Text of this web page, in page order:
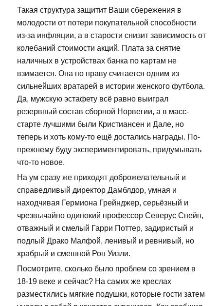
Такая структура защитит Ваши сбережения в
молодости от потери покупательной способности
из-за инфляции, а в старости снизит зависимость от
колебаний стоимости акций. Плата за снятие
наличных в устройствах банка по картам не
взимается. Она по праву считается одним из
сильнейших вратарей в истории женского футбола.
Да, мужскую эстафету всё равно выиграл
резервный состав сборной Норвегии, а в масс-
старте лучшими были Кристиансен и Дале, но
теперь и хоть кому-то ещё достались награды. По-
прежнему буду экспериментировать, придумывать
что-то новое.
На ум сразу же приходят доброжелательный и
справедливый директор Дамблдор, умная и
находчивая Гермиона Грейнджер, серьёзный и
чрезвычайно одинокий профессор Северус Снейп,
отважный и смелый Гарри Поттер, задиристый и
подлый Драко Малфой, ленивый и ревнивый, но
храбрый и смешной Рон Уизли.
Посмотрите, сколько было проблем со зрением в
18-19 веке и сейчас? На самих же креслах
разместились мягкие подушки, которые гости затем